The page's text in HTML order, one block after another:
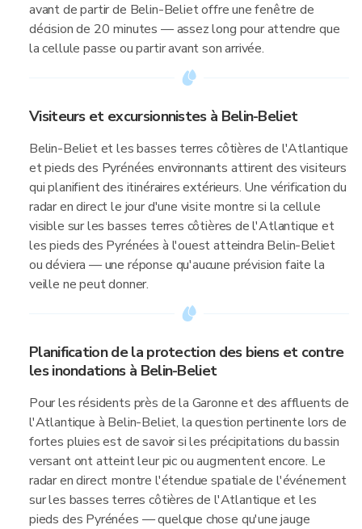
avant de partir de Belin-Beliet offre une fenêtre de
décision de 20 minutes — assez long pour attendre que
la cellule passe ou partir avant son arrivée.
Visiteurs et excursionnistes à Belin-Beliet
Belin-Beliet et les basses terres côtières de l'Atlantique
et pieds des Pyrénées environnants attirent des visiteurs
qui planifient des itinéraires extérieurs. Une vérification du
radar en direct le jour d'une visite montre si la cellule
visible sur les basses terres côtières de l'Atlantique et
les pieds des Pyrénées à l'ouest atteindra Belin-Beliet
ou déviera — une réponse qu'aucune prévision faite la
veille ne peut donner.
Planification de la protection des biens et contre
les inondations à Belin-Beliet
Pour les résidents près de la Garonne et des affluents de
l'Atlantique à Belin-Beliet, la question pertinente lors de
fortes pluies est de savoir si les précipitations du bassin
versant ont atteint leur pic ou augmentent encore. Le
radar en direct montre l'étendue spatiale de l'événement
sur les basses terres côtières de l'Atlantique et les
pieds des Pyrénées — quelque chose qu'une jauge